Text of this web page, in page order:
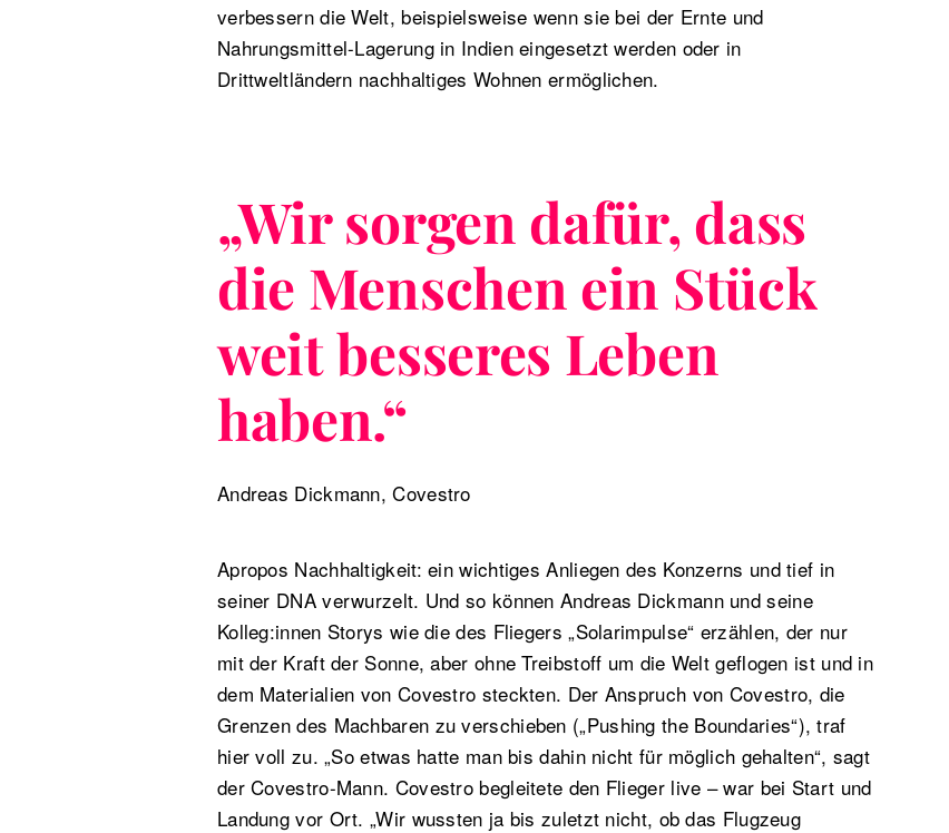
verbessern die Welt, beispielsweise wenn sie bei der Ernte und
Nahrungsmittel-Lagerung in Indien eingesetzt werden oder in
Drittweltländern nachhaltiges Wohnen ermöglichen.
„Wir sorgen dafür, dass
die Menschen ein Stück
weit besseres Leben
haben.“
Andreas Dickmann, Covestro
Apropos Nachhaltigkeit: ein wichtiges Anliegen des Konzerns und tief in
seiner DNA verwurzelt. Und so können Andreas Dickmann und seine
Kolleg:innen Storys wie die des Fliegers „Solarimpulse“ erzählen, der nur
mit der Kraft der Sonne, aber ohne Treibstoff um die Welt geflogen ist und in
dem Materialien von Covestro steckten. Der Anspruch von Covestro, die
Grenzen des Machbaren zu verschieben („Pushing the Boundaries“), traf
hier voll zu. „So etwas hatte man bis dahin nicht für möglich gehalten“, sagt
der Covestro-Mann. Covestro begleitete den Flieger live – war bei Start und
Landung vor Ort. „Wir wussten ja bis zuletzt nicht, ob das Flugzeug